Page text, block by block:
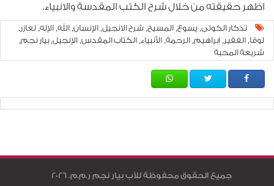
اظهر حقيقته من خلال شرح الكتب المقدسة والانبياء.
تذكار الكوتى, يسوع, المسيح, شرح الانجيل, الإنسان, الله, الإله, لعازر,
لوقا, الفقير, ابراهيم, الرحمة, الأنبياء, الكتاب المقدس, الإنجيل,بيار نجم,
شريعة المحبة
جميع الحقوق محفوظة للأب بيار نجم ر.م.م. 2026